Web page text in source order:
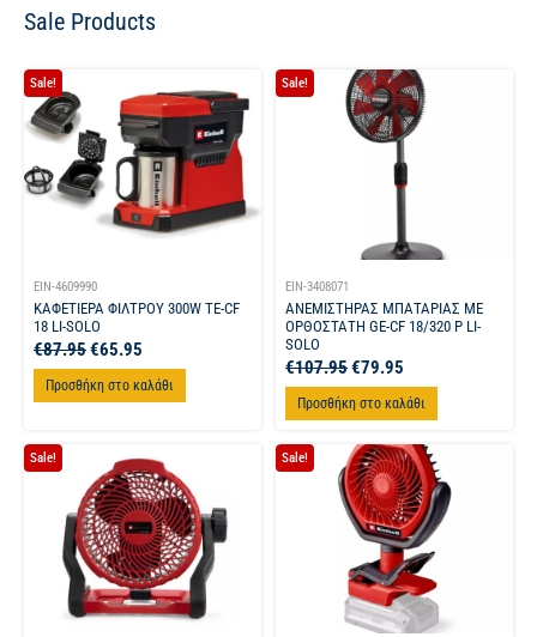
Sale Products
Sale!
EIN-4609990
ΚΑΦΕΤΙΕΡΑ ΦΙΛΤΡΟΥ 300W TE-CF
18 LI-SOLO
€87.95€65.95
Προσθήκη στο καλάθι
Sale!
EIN-3408071
ΑΝΕΜΙΣΤΗΡΑΣ ΜΠΑΤΑΡΙΑΣ ΜΕ
ΟΡΘΟΣΤΑΤΗ GE-CF 18/320 P LI-
SOLO
€107.95€79.95
Προσθήκη στο καλάθι
Sale! Sale!